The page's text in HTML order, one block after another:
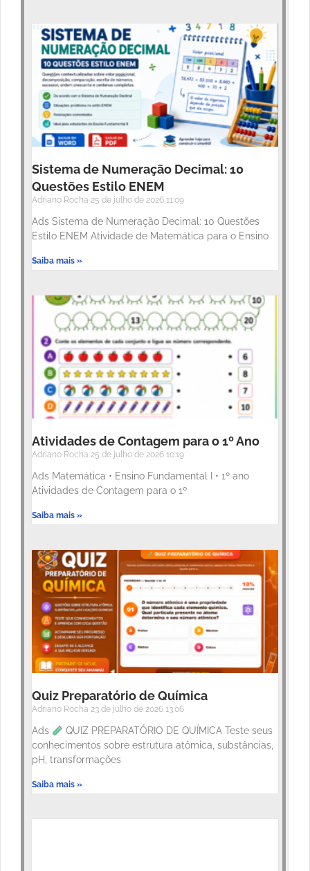
Sistema de Numeração Decimal: 10
Questões Estilo ENEM
Adriano Rocha 25 de julho de 2026 11:09
Ads Sistema de Numeração Decimal: 10 Questões
Estilo ENEM Atividade de Matemática para o Ensino
Saiba mais »
Atividades de Contagem para o 1º Ano
Adriano Rocha 25 de julho de 2026 10:19
Ads Matemática • Ensino Fundamental I • 1º ano
Atividades de Contagem para o 1º
Saiba mais »
Quiz Preparatório de Química
Adriano Rocha 23 de julho de 2026 13:06
Ads
QUIZ PREPARATÓRIO DE QUÍMICA Teste seus
conhecimentos sobre estrutura atômica, substâncias,
pH, transformações
Saiba mais »